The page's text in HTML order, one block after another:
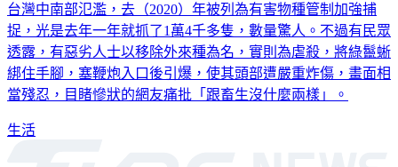
台灣中南部氾濫，去（2020）年被列為有害物種管制加強捕
捉，光是去年一年就抓了1萬4千多隻，數量驚人。不過有民眾
透露，有惡劣人士以移除外來種為名，實則為虐殺，將綠鬣蜥
綁住手腳，塞鞭炮入口後引爆，使其頭部遭嚴重炸傷，畫面相
當殘忍，目睹慘狀的網友痛批「跟畜生沒什麼兩樣」。
生活